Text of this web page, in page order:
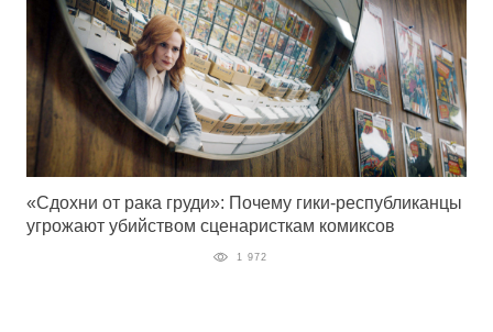
«Сдохни от рака груди»: Почему гики-республиканцы
угрожают убийством сценаристкам комиксов
1 972